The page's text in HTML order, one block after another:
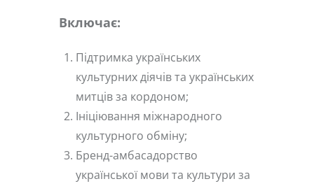
Включає:
Підтримка українських
культурних діячів та українських
митців за кордоном;
Ініціювання міжнародного
культурного обміну;
Бренд-амбасадорство
української мови та культури за